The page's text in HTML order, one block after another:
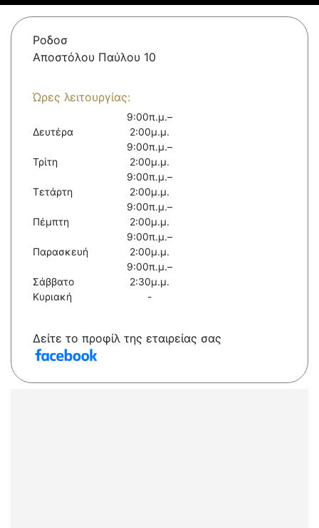
Ροδοσ
Αποστόλου Παύλου 10
Ώρες λειτουργίας:
Δευτέρα
9:00π.μ.–
2:00μ.μ.
Τρίτη
9:00π.μ.–
2:00μ.μ.
Τετάρτη
9:00π.μ.–
2:00μ.μ.
Πέμπτη
9:00π.μ.–
2:00μ.μ.
Παρασκευή
9:00π.μ.–
2:00μ.μ.
Σάββατο
9:00π.μ.–
2:30μ.μ.
Κυριακή
-
Δείτε το προφίλ της εταιρείας σας